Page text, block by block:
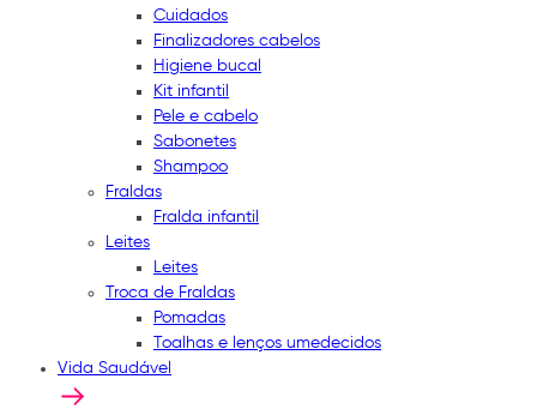
Cuidados
Finalizadores cabelos
Higiene bucal
Kit infantil
Pele e cabelo
Sabonetes
Shampoo
Fraldas
Fralda infantil
Leites
Leites
Troca de Fraldas
Pomadas
Toalhas e lenços umedecidos
Vida Saudável